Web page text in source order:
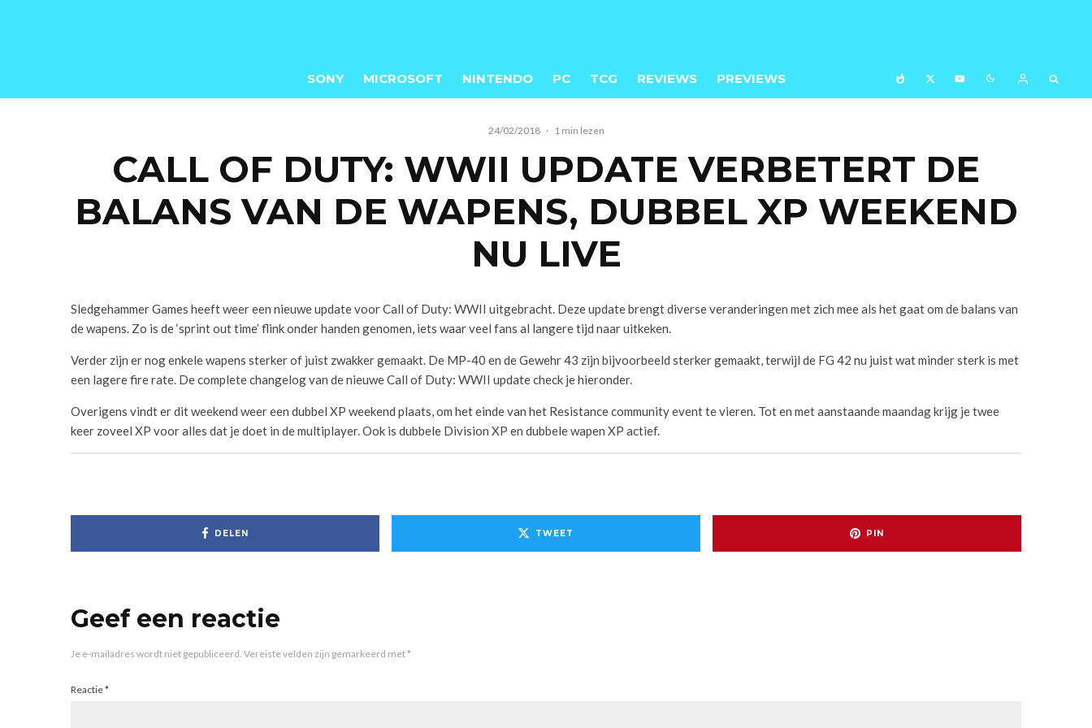
SONY MICROSOFT NINTENDO PC TCG REVIEWS PREVIEWS
24/02/2018 · 1 min lezen
CALL OF DUTY: WWII UPDATE VERBETERT DE
BALANS VAN DE WAPENS, DUBBEL XP WEEKEND
NU LIVE
Sledgehammer Games heeft weer een nieuwe update voor Call of Duty: WWII uitgebracht. Deze update brengt diverse veranderingen met zich mee als het gaat om de balans van
de wapens. Zo is de ‘sprint out time’ flink onder handen genomen, iets waar veel fans al langere tijd naar uitkeken.
Verder zijn er nog enkele wapens sterker of juist zwakker gemaakt. De MP-40 en de Gewehr 43 zijn bijvoorbeeld sterker gemaakt, terwijl de FG 42 nu juist wat minder sterk is met
een lagere fire rate. De complete changelog van de nieuwe Call of Duty: WWII update check je hieronder.
Overigens vindt er dit weekend weer een dubbel XP weekend plaats, om het einde van het Resistance community event te vieren. Tot en met aanstaande maandag krijg je twee
keer zoveel XP voor alles dat je doet in de multiplayer. Ook is dubbele Division XP en dubbele wapen XP actief.
DELEN TWEET PIN
Geef een reactie
Je e-mailadres wordt niet gepubliceerd. Vereiste velden zijn gemarkeerd met*
Reactie*